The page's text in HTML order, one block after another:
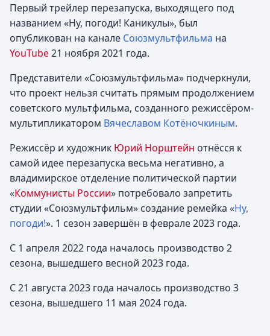
Первый трейлер перезапуска, выходящего под
названием «Ну, погоди! Каникулы», был
опубликован на канале Союзмультфильма на
YouTube21 ноября 2021 года.
Представители «Союзмультфильма» подчеркнули,
что проект нельзя считать прямым продолжением
советского мультфильма, созданного режиссёром-
мультипликатором Вячеславом Котёночкиным.
Режиссёр и художник Юрий Норштейн отнёсся к
самой идее перезапуска весьма негативно, а
владимирское отделение политической партии
«Коммунисты России» потребовало запретить
студии «Союзмультфильм» создание ремейка «Ну,
погоди!». 1 сезон завершён в феврале 2023 года.
С 1 апреля 2022 года началось производство 2
сезона, вышедшего весной 2023 года.
С 21 августа 2023 года началось производство 3
сезона, вышедшего 11 мая 2024 года.